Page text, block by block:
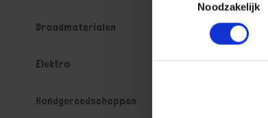
Noodzakelijk
Draadmaterialen
Elektra
Handgereedschappen